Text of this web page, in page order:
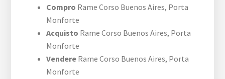
Compro Rame ​Corso Buenos Aires,​ Porta
Monforte
Acquisto Rame ​Corso Buenos Aires,​ Porta
Monforte
Vendere Rame ​Corso Buenos Aires,​ Porta
Monforte